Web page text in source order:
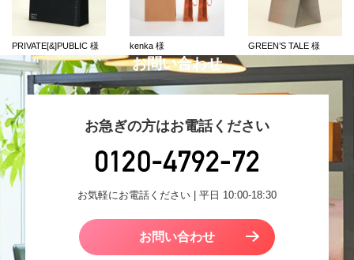
PRIVATE[&]PUBLIC 様 kenka 様 GREEN’S TALE 様
お問い合わせ
お急ぎの方はお電話ください
お気軽にお電話ください | 平日 10:00-18:30
お問い合わせ